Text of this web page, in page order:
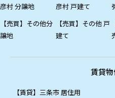
彦村 分譲地
【売買】その他分
譲地
彦村 戸建て
【売買】その他 戸
建て
賃貸
【賃貸】三条市 居住用